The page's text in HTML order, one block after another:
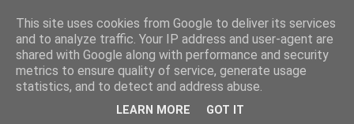
Au bistro !
La connerie étant le seul chemin susceptible de nous faire
entrevoir une parcelle de vérité, utilisons la par des moyens
de communication efficaces. Le temps qu'on remplisse nos
This site uses cookies from Google to deliver its services
and to analyze traffic. Your IP address and user-agent are
shared with Google along with performance and security
metrics to ensure quality of service, generate usage
statistics, and to detect and address abuse.
LEARN MORE GOT IT